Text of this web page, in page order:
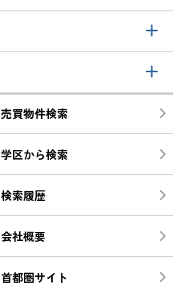
売買物件検索
学区から検索
検索履歴
会社概要
首都圏サイト